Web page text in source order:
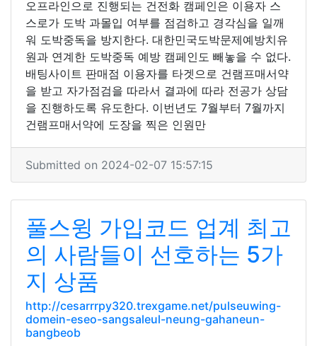
오프라인으로 진행되는 건전화 캠페인은 이용자 스
스로가 도박 과몰입 여부를 점검하고 경각심을 일깨
워 도박중독을 방지한다. 대한민국도박문제예방치유
원과 연계한 도박중독 예방 캠페인도 빼놓을 수 없다.
배팅사이트 판매점 이용자를 타겟으로 건램프매서약
을 받고 자가점검을 따라서 결과에 따라 전공가 상담
을 진행하도록 유도한다. 이번년도 7월부터 7월까지
건램프매서약에 도장을 찍은 인원만
Submitted on 2024-02-07 15:57:15
풀스윙 가입코드 업계 최고
의 사람들이 선호하는 5가
지 상품
http://cesarrrpy320.trexgame.net/pulseuwing-
domein-eseo-sangsaleul-neung-gahaneun-
bangbeob